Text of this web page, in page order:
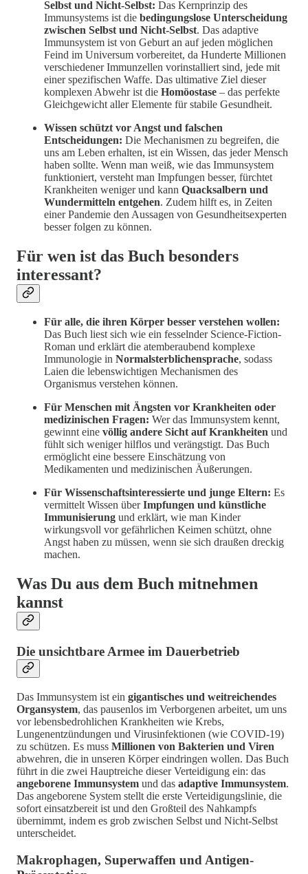
Selbst und Nicht-Selbst: Das Kernprinzip des
Immunsystems ist die bedingungslose Unterscheidung
zwischen Selbst und Nicht-Selbst. Das adaptive
Immunsystem ist von Geburt an auf jeden möglichen
Feind im Universum vorbereitet, da Hunderte Millionen
verschiedener Immunzellen vorinstalliert sind, jede mit
einer spezifischen Waffe. Das ultimative Ziel dieser
komplexen Abwehr ist die Homöostase – das perfekte
Gleichgewicht aller Elemente für stabile Gesundheit.
Wissen schützt vor Angst und falschen
Entscheidungen: Die Mechanismen zu begreifen, die
uns am Leben erhalten, ist ein Wissen, das jeder Mensch
haben sollte. Wenn man weiß, wie das Immunsystem
funktioniert, versteht man Impfungen besser, fürchtet
Krankheiten weniger und kann Quacksalbern und
Wundermitteln entgehen. Zudem hilft es, in Zeiten
einer Pandemie den Aussagen von Gesundheitsexperten
besser folgen zu können.
Für wen ist das Buch besonders
interessant?
Für alle, die ihren Körper besser verstehen wollen:
Das Buch liest sich wie ein fesselnder Science-Fiction-
Roman und erklärt die atemberaubend komplexe
Immunologie in Normalsterblichensprache, sodass
Laien die lebenswichtigen Mechanismen des
Organismus verstehen können.
Für Menschen mit Ängsten vor Krankheiten oder
medizinischen Fragen: Wer das Immunsystem kennt,
gewinnt eine völlig andere Sicht auf Krankheiten und
fühlt sich weniger hilflos und verängstigt. Das Buch
ermöglicht eine bessere Einschätzung von
Medikamenten und medizinischen Äußerungen.
Für Wissenschaftsinteressierte und junge Eltern: Es
vermittelt Wissen überImpfungen und künstliche
Immunisierung und erklärt, wie man Kinder
wirkungsvoll vor gefährlichen Keimen schützt, ohne
Angst haben zu müssen, wenn sie sich draußen dreckig
machen.
Was Du aus dem Buch mitnehmen
kannst
Die unsichtbare Armee im Dauerbetrieb
Das Immunsystem ist ein gigantisches und weitreichendes
Organsystem, das pausenlos im Verborgenen arbeitet, um uns
vor lebensbedrohlichen Krankheiten wie Krebs,
Lungenentzündungen und Virusinfektionen (wie COVID-19)
zu schützen. Es muss Millionen von Bakterien und Viren
abwehren, die in unseren Körper eindringen wollen. Das Buch
führt in die zwei Hauptreiche dieser Verteidigung ein: das
angeborene Immunsystem und das adaptive Immunsystem.
Das angeborene System stellt die erste Verteidigungslinie, die
sofort einsatzbereit ist und den Großteil des Nahkampfs
übernimmt, indem es grob zwischen Selbst und Nicht-Selbst
unterscheidet.
Makrophagen, Superwaffen und Antigen-